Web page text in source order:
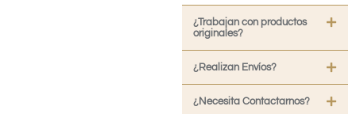
¿Trabajan con productos
originales?
¿Realizan Envíos?
¿Necesita Contactarnos?